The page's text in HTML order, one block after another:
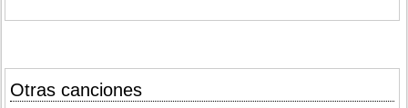
Otras canciones